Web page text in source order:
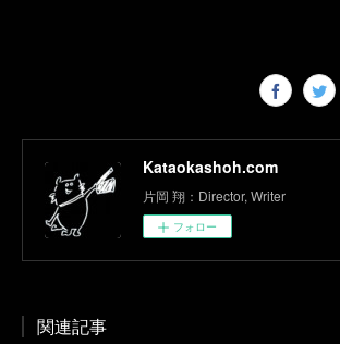
Kataokashoh.com
片岡 翔：Director, Writer
フォロー
関連記事